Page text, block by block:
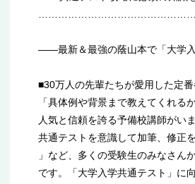
――最新＆最強の蔭山本で「大学入
■30万人の先輩たちが愛用した定
「具体例や背景まで教えてくれ
人気と信頼を誇る予備校講師がい
共通テストを意識して加筆、修正
」など、多くの受験生のみなさん
です。「大学入学共通テスト」に